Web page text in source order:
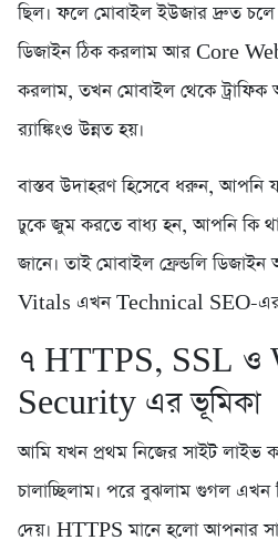
ছিল। ফলে মোবাইল ইউজার দ্রুত
ডিজাইন ঠিক করলাম আর Core
করলাম, তখন মোবাইল থেকে ট্রাফিক
র‍্যাঙ্কিংও উন্নত হয়।
বাস্তব উদাহরণ হিসেবে ধরুন, আপনি
ঢুকে জুম করতে বাধ্য হন, আপনি কি
জানে। তাই মোবাইল ফ্রেন্ডলি
Vitals এখন Technical SEO-এর
৭️ HTTPS, SSL ও
Security এর ভূমিকা
আমি যখন প্রথম নিজের সাইট লাইভ
চালাচ্ছিলাম। পরে বুঝলাম গুগল এখন
দেয়। HTTPS মানে হলো আপনার